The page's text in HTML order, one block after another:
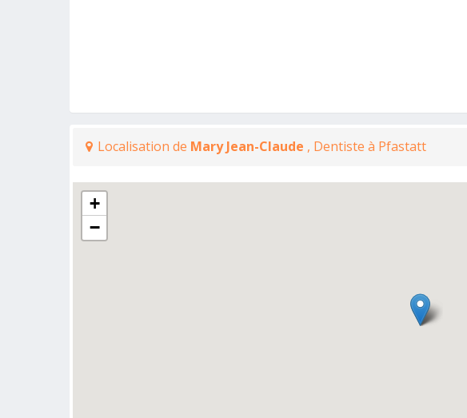
Localisation de Mary Jean-Claude , Dentiste à Pfastatt
+
−